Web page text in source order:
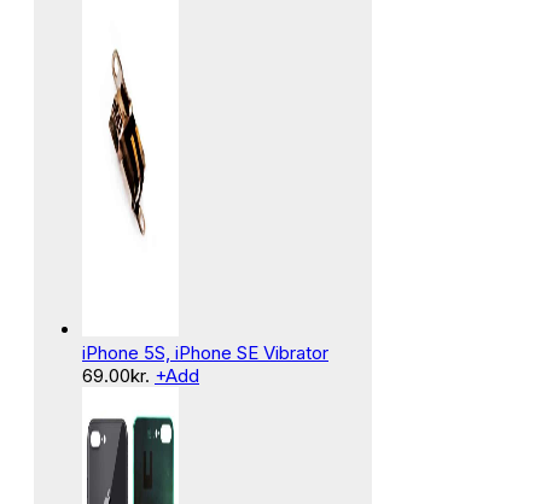
iPhone 5S, iPhone SE Vibrator
69.00kr. +Add